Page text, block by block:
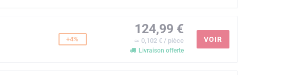
+4%
124,99 €
≃ 0,102 € / pièce
Livraison offerte
VOIR